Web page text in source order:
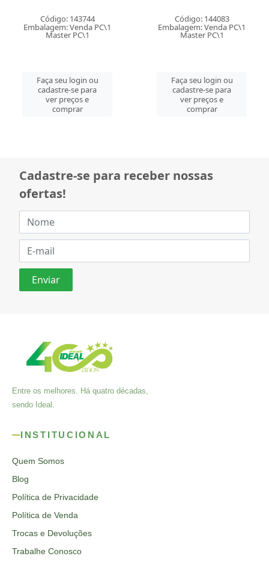
Código: 143744
Embalagem: Venda PC\1
Master PC\1
Faça seu login ou
cadastre-se para
ver preços e
comprar
Código: 144083
Embalagem: Venda PC\1
Master PC\1
Faça seu login ou
cadastre-se para
ver preços e
comprar
Cadastre-se para receber nossas
ofertas!
Entre os melhores. Há quatro décadas,
sendo Ideal.
INSTITUCIONAL
Quem Somos
Blog
Política de Privacidade
Política de Venda
Trocas e Devoluções
Trabalhe Conosco